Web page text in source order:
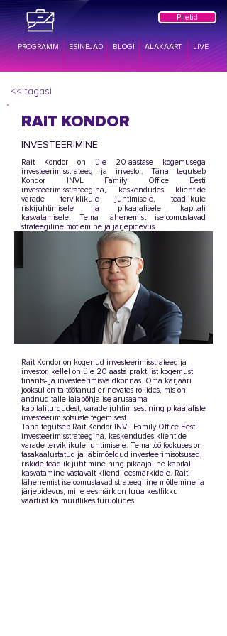
Piletid
PROGRAMM LIVE
ALAKAART
BLOGI
ESINEJAD
<< tagasi
RAIT KONDOR
INVESTEERIMINE
Rait Kondor on üle 20-aastase kogemusega
investeerimisstrateeg ja investor. Täna tegutseb
Kondor INVL Family Office Eesti
investeerimisstrateegina, keskendudes klientide
varade terviklikule juhtimisele, teadlikule
riskijuhtimisele ja pikaajalisele kapitali
kasvatamisele. Tema lähenemist iseloomustavad
strateegiline mõtlemine ja järjepidevus.
Rait Kondor on kogenud investeerimisstrateeg ja
investor, kellel on üle 20 aasta praktilist kogemust
finants- ja investeerimisvaldkonnas. Oma karjääri
jooksul on ta töötanud erinevates rollides, mis on
andnud talle laiapõhjalise arusaama
kapitaliturgudest, varade juhtimisest ning pikaajaliste
investeerimisotsuste tegemisest.
Täna tegutseb Rait Kondor INVL Family Office Eesti
investeerimisstrateegina, keskendudes klientide
varade terviklikule juhtimisele. Tema töö fookuses on
tasakaalustatud ja läbimõeldud investeerimisotsused,
riskide teadlik juhtimine ning pikaajaline kapitali
kasvatamine vastavalt kliendi eesmärkidele. Raiti
lähenemist iseloomustavad strateegiline mõtlemine ja
järjepidevus, mille eesmärk on luua kestlikku
väärtust ka muutlikes turuoludes.